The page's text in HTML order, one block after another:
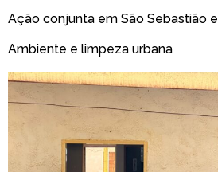
Ação conjunta em São Sebastião
Ambiente e limpeza urbana